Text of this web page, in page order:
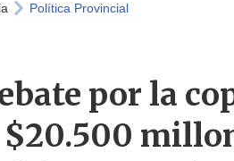
Política Provincial
por la